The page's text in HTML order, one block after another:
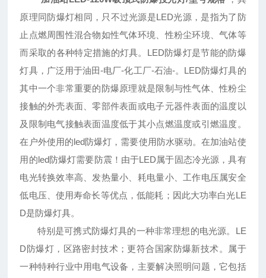
原理同防爆灯相同，只不过光源是LED光源，是指为了防
止点燃周围性混合物如性气体环境、性粉尘环境、气体等
而采取的各种特定措施的灯具。LED防爆灯是节能的防爆
灯具，广泛用于油田-电厂-化工厂-石油-。LED防爆灯具的
其中一个非常重要的防爆原理就是限制与性气体、性粉尘
接触的外壳表面、零部件表面或电子元器件表面的温度以
及限制电气接触表面温度低于其小点燃温度或引燃温度。
在户外使用的led防爆灯，需要使用防水驱动。在加油站使
用的led防爆灯需要防震！由于LED属于固态冷光源，具有
电光转换效率高、发热量小、耗电量小、工作电压属安全
低电压、使用寿命长等优点，低能耗；因此大功率白光LE
D是防爆灯具。
特别是可携式防爆灯具的一种非常理想的电光源。LE
D防爆灯，区路密封技术；更符合国家防爆新技术。属于
一种特种行业中用电气设备，主要解决照明问题，它包括